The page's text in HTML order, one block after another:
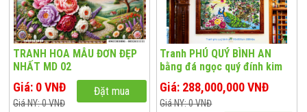
TRANH HOA MẪU ĐƠN ĐẸP
NHẤT MD 02
Giá: 0 VNĐ
Giá NY: 0 VNĐ
Đặt mua
Tranh PHÚ QUÝ BÌNH AN
bằng đá ngọc quý đính kim
cương tuyệt đỉnh PQ-102
Giá: 288,000,000 VNĐ
Giá NY: 0 VNĐ